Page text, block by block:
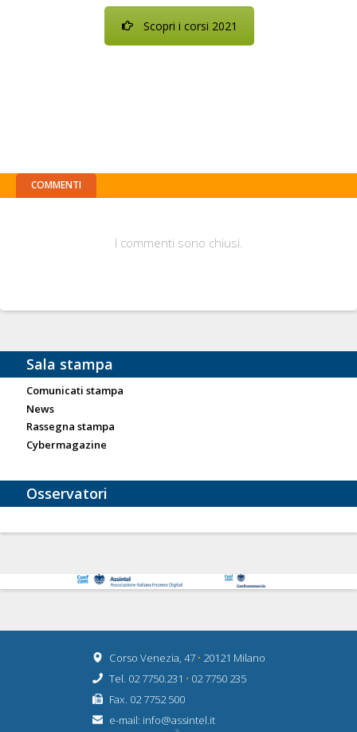
Scopri i corsi 2021
COMMENTI
I commenti sono chiusi.
Sala stampa
Comunicati stampa
News
Rassegna stampa
Cybermagazine
Osservatori
Corso Venezia, 47 • 20121 Milano
Tel. 02 7750.231 • 02 7750 235
Fax. 02 7752 500
e-mail: info@assintel.it